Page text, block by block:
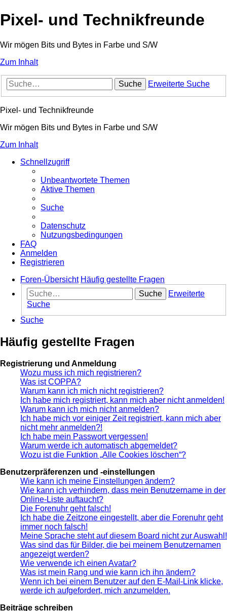
Pixel- und Technikfreunde
Wir mögen Bits und Bytes in Farbe und S/W
Zum Inhalt
Suche Erweiterte Suche
Pixel- und Technikfreunde
Wir mögen Bits und Bytes in Farbe und S/W
Zum Inhalt
Schnellzugriff
Unbeantwortete Themen
Aktive Themen
Suche
Datenschutz
Nutzungsbedingungen
FAQ
Anmelden
Registrieren
Foren-Übersicht Häufig gestellte Fragen
Suche
Erweiterte
Suche
Suche
Häufig gestellte Fragen
Registrierung und Anmeldung
Wozu muss ich mich registrieren?
Was ist COPPA?
Warum kann ich mich nicht registrieren?
Ich habe mich registriert, kann mich aber nicht anmelden!
Warum kann ich mich nicht anmelden?
Ich habe mich vor einiger Zeit registriert, kann mich aber
nicht mehr anmelden?!
Ich habe mein Passwort vergessen!
Warum werde ich automatisch abgemeldet?
Wozu ist die Funktion „Alle Cookies löschen“?
Benutzerpräferenzen und -einstellungen
Wie kann ich meine Einstellungen ändern?
Wie kann ich verhindern, dass mein Benutzername in der
Online-Liste auftaucht?
Die Forenuhr geht falsch!
Ich habe die Zeitzone eingestellt, aber die Forenuhr geht
immer noch falsch!
Meine Sprache steht auf diesem Board nicht zur Auswahl!
Was sind das für Bilder, die bei meinem Benutzernamen
angezeigt werden?
Wie verwende ich einen Avatar?
Was ist mein Rang und wie kann ich ihn ändern?
Wenn ich bei einem Benutzer auf den E-Mail-Link klicke,
werde ich aufgefordert, mich anzumelden.
Beiträge schreiben